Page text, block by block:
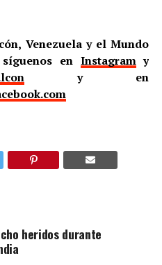
Venezuela y el Mundo
síguenos en Instagramy
y en
heridos durante